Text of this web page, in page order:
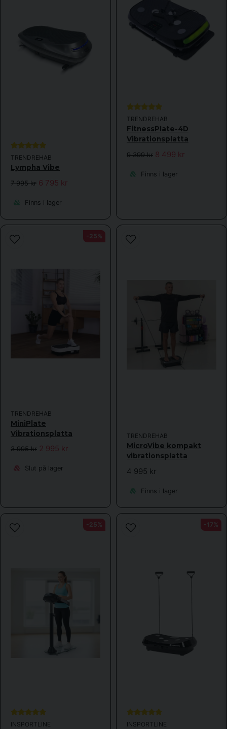
TRENDREHAB
Lympha Vibe
7 995 kr 6 795 kr
Finns i lager
TRENDREHAB
FitnessPlate-4D
Vibrationsplatta
9 399 kr 8 499 kr
Finns i lager
TRENDREHAB
MiniPlate
Vibrationsplatta
3 995 kr 2 995 kr
Slut på lager
-25%
TRENDREHAB
MicroVibe kompakt
vibrationsplatta
4 995 kr
Finns i lager
INSPORTLINE
-25%
INSPORTLINE
-17%